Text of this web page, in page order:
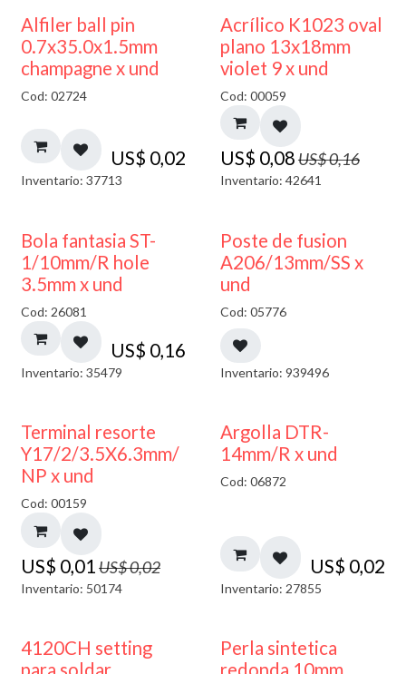
Alfiler ball pin
0.7x35.0x1.5mm
champagne x und
Cod: 02724
US$ 0,02
Inventario: 37713
50% DESCUENTO
Acrílico K1023 oval
plano 13x18mm
violet 9 x und
Cod: 00059
US$ 0,08US$0,16
Inventario: 42641
Bola fantasia ST-
1/10mm/R hole
3.5mm x und
Cod: 26081
US$ 0,16
Inventario: 35479
Poste de fusion
A206/13mm/SS x
und
Cod: 05776
Inventario: 939496
50% DESCUENTO
Terminal resorte
Y17/2/3.5X6.3mm/
NP x und
Cod: 00159
US$ 0,01 US$0,02
Inventario: 50174
Argolla DTR-
14mm/R x und
Cod: 06872
US$ 0,02
Inventario: 27855
4120CH setting
Perla sintetica